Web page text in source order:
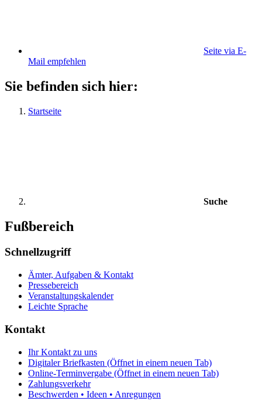
Seite via E-
Mail empfehlen
Sie befinden sich hier:
Startseite
Suche
Fußbereich
Schnellzugriff
Ämter, Aufgaben & Kontakt
Pressebereich
Veranstaltungskalender
Leichte Sprache
Kontakt
Ihr Kontakt zu uns
Digitaler Briefkasten (Öffnet in einem neuen Tab)
Online-Terminvergabe (Öffnet in einem neuen Tab)
Zahlungsverkehr
Beschwerden • Ideen • Anregungen